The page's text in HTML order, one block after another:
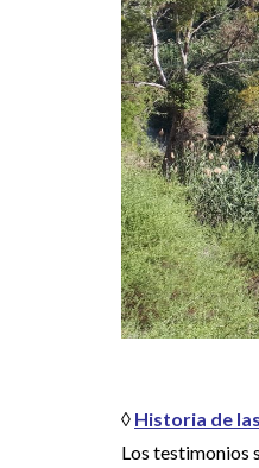
◊ Historia de
Los testimonios